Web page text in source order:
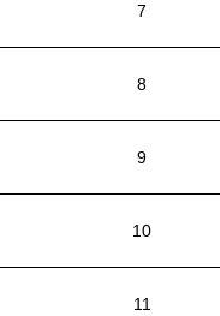
7
8
9
10
11